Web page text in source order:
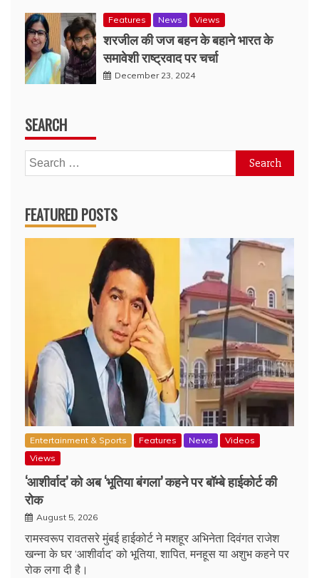
Features News Views
शरजील की जज बहन के बहाने भारत के
समावेशी राष्ट्रवाद पर चर्चा
December 23, 2024
SEARCH
Search
for:
FEATURED POSTS
Entertainment & Sports Features News
Videos
Views
‘आशीर्वाद’ को अब ‘भूतिया बंगला’ कहने पर बॉम्बे हाईकोर्ट की
रोक
August 5, 2026
रामस्वरूप रावतसरे मुंबई हाईकोर्ट ने मशहूर अभिनेता दिवंगत राजेश
खन्ना के घर ‘आशीर्वाद’ को भूतिया, शापित, मनहूस या अशुभ कहने पर
रोक लगा दी है।